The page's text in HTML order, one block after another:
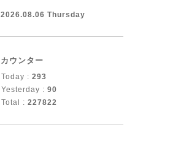
2026.08.06 Thursday
カウンター
Today : 293
Yesterday : 90
Total : 227822